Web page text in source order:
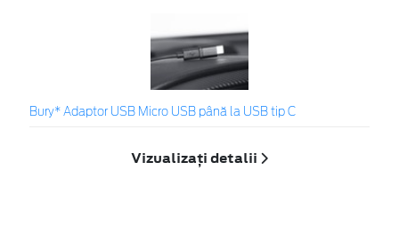
Bury* Adaptor USB Micro USB până la USB tip C
Vizualizați detalii